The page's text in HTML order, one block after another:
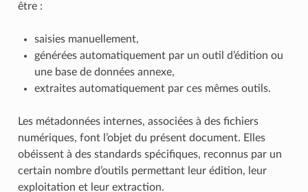
être :
saisies manuellement,
générées automatiquement par un outil d’édition ou
une base de données annexe,
extraites automatiquement par ces mêmes outils.
Les métadonnées internes, associées à des fichiers
numériques, font l’objet du présent document. Elles
obéissent à des standards spécifiques, reconnus par un
certain nombre d’outils permettant leur édition, leur
exploitation et leur extraction.